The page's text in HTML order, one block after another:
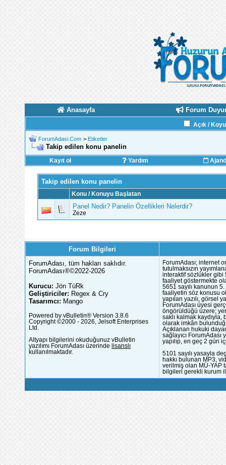
Anasayfa Forum
Açık /
ForumAdasi.Com > Etiketler
Takip edilen konu panelin
Kayıt ol Yardım
Takip edilen konu panelin
Konu / Konuyu Başlatan
Panel Nedir? Panelin Özellikleri Nelerdir?
Zeze
Forum Bilgileri
ForumAdası, tüm hakları saklıdır.
ForumAdası®©2022-2026
Kurucu: Jön TüRk
Geliştiriciler: Regex & Cry
Tasarımcı: Mango
Powered by vBulletin® Version 3.8.6
Copyright ©2000 - 2026, Jelsoft Enterprises
Ltd.
Altyapı bilgilerini okuduğunuz vBulletin
yazılımı ForumAdası üzerinde lisanslı
kullanılmaktadır.
ForumAdası; internet
tutulmaksızın
interaktif sözlükler gibi
faaliyet göstermekte
5651 sayılı kanunun
faaliyetin söz konusu
yapılan yazılı, görsel
ForumAdası üyesi
öngörüldüğü üzere;
saklı kalmak
olarak imkân
Açıklanan hukuki
sağlayıcı
yapılıp, en geç 2 gün
5101 sayılı yasayla
hakkı bulunan MP3,
verilmiş olan MÜ-YAP
bilgileri gerekli kurum